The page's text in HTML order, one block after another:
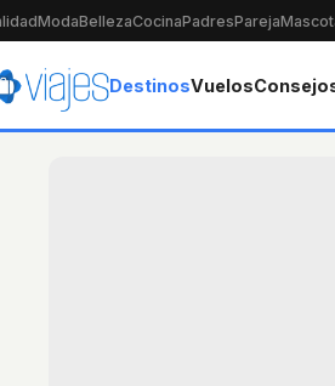
ModaBellezaCocinaPadresPareja
DestinosVuelos